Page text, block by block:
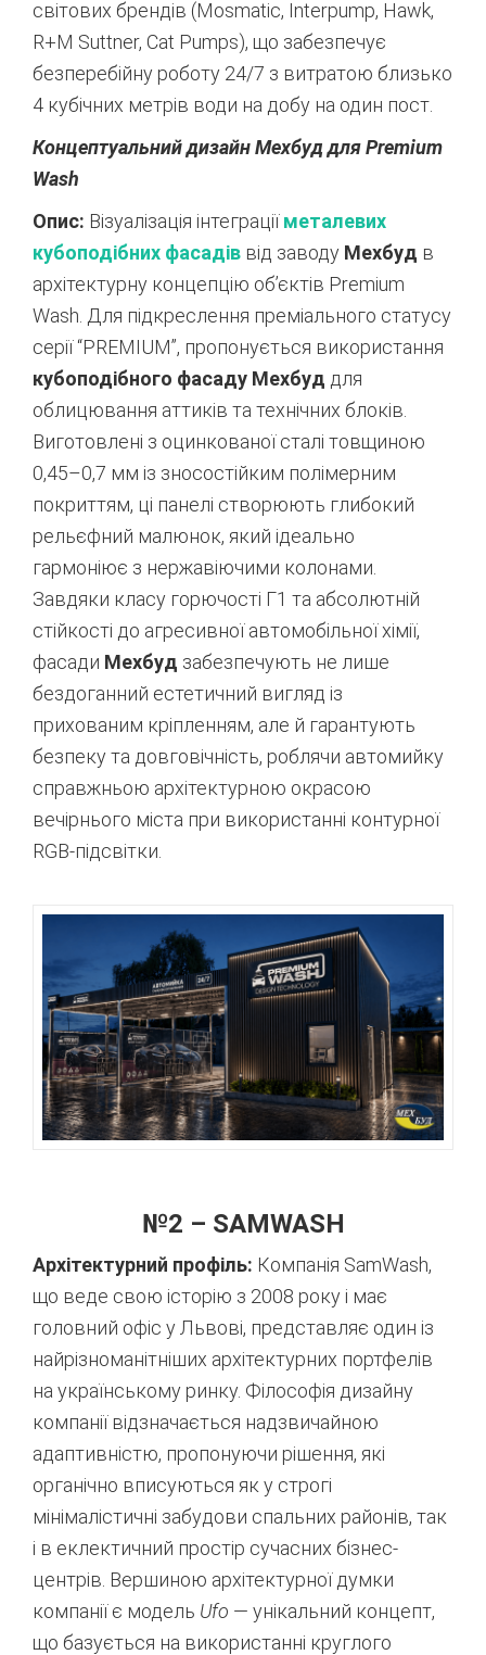
світових брендів (Mosmatic, Interpump, Hawk,
R+M Suttner, Cat Pumps), що забезпечує
безперебійну роботу 24/7 з витратою близько
4 кубічних метрів води на добу на один пост.
Концептуальний дизайн Мехбуд для Premium
Wash
Опис: Візуалізація інтеграціїметалевих
кубоподібних фасадів від заводу Мехбуд в
архітектурну концепцію об’єктів Premium
Wash. Для підкреслення преміального статусу
серії “PREMIUM”, пропонується використання
кубоподібного фасаду Мехбуд для
облицювання аттиків та технічних блоків.
Виготовлені з оцинкованої сталі товщиною
0,45–0,7 мм із зносостійким полімерним
покриттям, ці панелі створюють глибокий
рельєфний малюнок, який ідеально
гармоніює з нержавіючими колонами.
Завдяки класу горючості Г1 та абсолютній
стійкості до агресивної автомобільної хімії,
фасади Мехбуд забезпечують не лише
бездоганний естетичний вигляд із
прихованим кріпленням, але й гарантують
безпеку та довговічність, роблячи автомийку
справжньою архітектурною окрасою
вечірнього міста при використанні контурної
RGB-підсвітки.
№2 – SAMWASH
Архітектурний профіль: Компанія SamWash,
що веде свою історію з 2008 року і має
головний офіс у Львові, представляє один із
найрізноманітніших архітектурних портфелів
на українському ринку. Філософія дизайну
компанії відзначається надзвичайною
адаптивністю, пропонуючи рішення, які
органічно вписуються як у строгі
мінімалістичні забудови спальних районів, так
і в еклектичний простір сучасних бізнес-
центрів. Вершиною архітектурної думки
компанії є модель Ufo — унікальний концепт,
що базується на використанні круглого